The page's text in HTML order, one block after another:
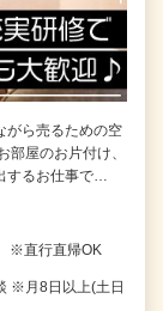
がら売るための空
部屋のお片付け、
するお仕事で…
※直行直帰OK
※月8日以上(土日